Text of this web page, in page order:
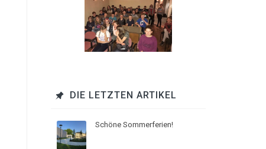
DIE LETZTEN ARTIKEL
Schöne Sommerferien!